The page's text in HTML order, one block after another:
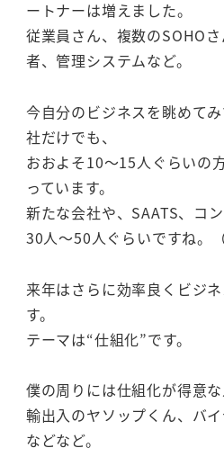
ートナーは増えました。
従業員さん、複数のSOHO
者、管理システムなど。
今自分のビジネスを眺めて
社だけでも、
おおよそ10～15人ぐらいの
っています。
新たな会社や、SAATS、コ
30人～50人ぐらいですね。
来年はさらに効率良くビジ
す。
テーマは“仕組化”です。
僕の周りには仕組化が得意な
輸出入のヤソップくん、バ
などなど。